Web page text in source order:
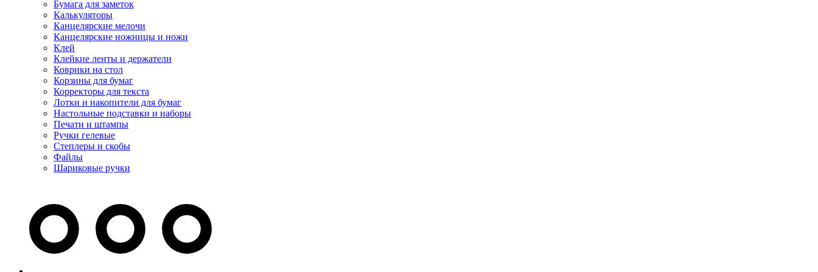
Бумага для заметок
Калькуляторы
Канцелярские мелочи
Канцелярские ножницы и ножи
Клей
Клейкие ленты и держатели
Коврики на стол
Корзины для бумаг
Корректоры для текста
Лотки и накопители для бумаг
Настольные подставки и наборы
Печати и штампы
Ручки гелевые
Степлеры и скобы
Файлы
Шариковые ручки